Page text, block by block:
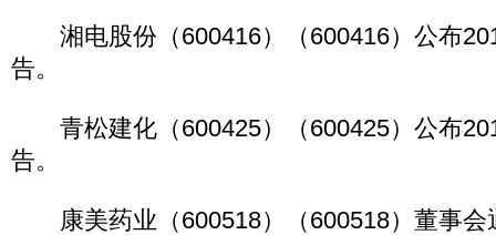
湘电股份（600416）（600416）公布
告。
青松建化（600425）（600425）公布
告。
康美药业（600518）（600518）董事会